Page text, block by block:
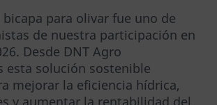
para olivar fue uno de
de nuestra participación en
Desde DNT Agro
esta solución sostenible
mejorar la eficiencia hídrica,
y aumentar la rentabilidad del